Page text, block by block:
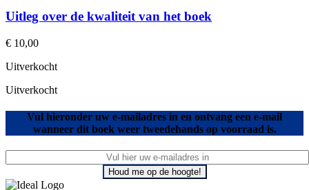
Uitleg over de kwaliteit van het boek
€ 10,00
Uitverkocht
Uitverkocht
Vul hieronder uw e-mailadres in en ontvang een e-mail
wanneer dit boek weer tweedehands op voorraad is.
Houd me op de hoogte!